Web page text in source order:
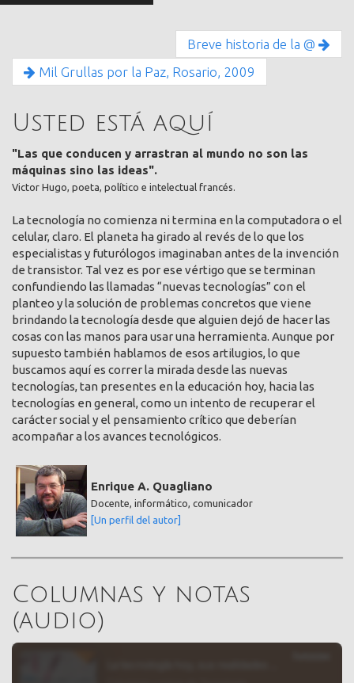
Breve historia de la @
Mil Grullas por la Paz, Rosario, 2009
Usted está aquí
"Las que conducen y arrastran al mundo no son las
máquinas sino las ideas".
Victor Hugo, poeta, político e intelectual francés.
La tecnología no comienza ni termina en la computadora o el
celular, claro. El planeta ha girado al revés de lo que los
especialistas y futurólogos imaginaban antes de la invención
de transistor. Tal vez es por ese vértigo que se terminan
confundiendo las llamadas “nuevas tecnologías” con el
planteo y la solución de problemas concretos que viene
brindando la tecnología desde que alguien dejó de hacer las
cosas con las manos para usar una herramienta. Aunque por
supuesto también hablamos de esos artilugios, lo que
buscamos aquí es correr la mirada desde las nuevas
tecnologías, tan presentes en la educación hoy, hacia las
tecnologías en general, como un intento de recuperar el
carácter social y el pensamiento crítico que deberían
acompañar a los avances tecnológicos.
Enrique A. Quagliano
Docente, informático, comunicador
[Un perfil del autor]
Columnas y notas
(audio)